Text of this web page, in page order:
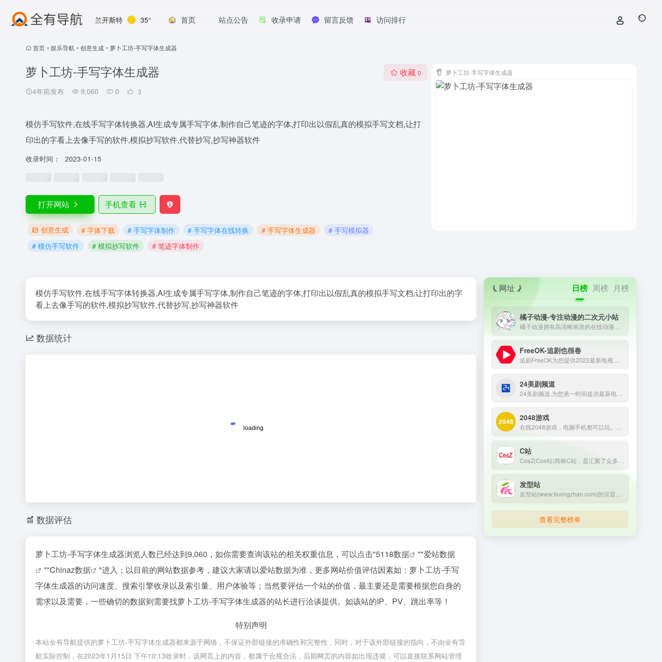
兰开斯特 35° 首页 站点公告 收录申请 留言反馈 访问排行
首页 • 娱乐导航 • 创意生成 • 萝卜工坊-手写字体生成器
萝卜工坊-手写字体生成器
4年前发布 9,060 0 3
收藏 0
模仿手写软件,在线手写字体转换器,AI生成专属手写字体,制作自己笔迹的字体,打印出以假乱真的模拟手写文档,让打
印出的字看上去像手写的软件,模拟抄写软件,代替抄写,抄写神器软件
收录时间： 2023-01-15
打开网站 手机查看
创意生成 # 字体下载 # 手写字体制作 # 手写字体在线转换 # 手写字体生成器
# 手写模拟器
# 模仿手写软件
# 模拟抄写软件 # 笔迹字体制作
萝卜工坊-手写字体生成器
模仿手写软件,在线手写字体转换器,AI生成专属手写字体,制作自己笔迹的字体,打印出以假乱真的模拟手写文档,让打印出的字
看上去像手写的软件,模拟抄写软件,代替抄写,抄写神器软件
数据统计
数据评估
萝卜工坊-手写字体生成器浏览人数已经达到9,060，如你需要查询该站的相关权重信息，可以点击"5118数据 ""爱站数据
""Chinaz数据
"进入；以目前的网站数据参考，建议大家请以爱站数据为准，更多网站价值评估因素如：萝卜工坊-手写
字体生成器的访问速度、搜索引擎收录以及索引量、用户体验等；当然要评估一个站的价值，最主要还是需要根据您自身的
需求以及需要，一些确切的数据则需要找萝卜工坊-手写字体生成器的站长进行洽谈提供。如该站的IP、PV、跳出率等！
特别声明
本站全有导航提供的萝卜工坊-手写字体生成器都来源于网络，不保证外部链接的准确性和完整性，同时，对于该外部链接的指向，不由全有导
航实际控制，在2023年1月15日 下午10:13收录时，该网页上的内容，都属于合规合法，后期网页的内容如出现违规，可以直接联系网站管理
网址 日榜 周榜 月榜
橘子动漫-专注动漫的二次元小站
FreeOK-追剧也很卷
24美剧频道
2048游戏
C站
发型站
查看完整榜单